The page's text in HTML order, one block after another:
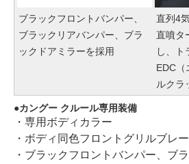
ブラックフロントバンパー、
ブラックリアバンパー、ブラ
ックドアミラーを採用
直列4
直噴タ
し、ト
EDC（
ルクラ
カングー クルール専用装備
・専用ボディカラー
・ボディ同色フロントグリルブレ
・ブラックフロントバンパー、ブ